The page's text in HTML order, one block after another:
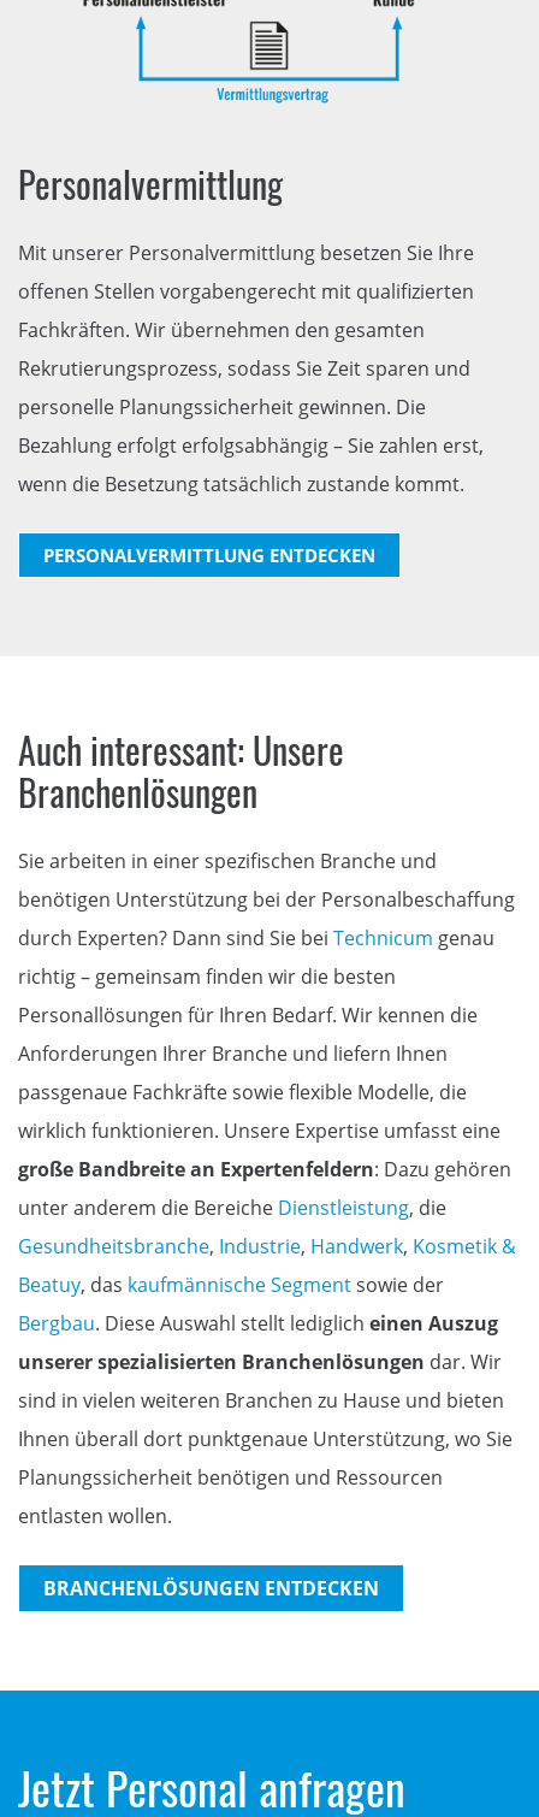
Personalvermittlung
Mit unserer Personalvermittlung besetzen Sie Ihre
offenen Stellen vorgabengerecht mit qualifizierten
Fachkräften. Wir übernehmen den gesamten
Rekrutierungsprozess, sodass Sie Zeit sparen und
personelle Planungssicherheit gewinnen. Die
Bezahlung erfolgt erfolgsabhängig – Sie zahlen erst,
wenn die Besetzung tatsächlich zustande kommt.
PERSONALVERMITTLUNG ENTDECKEN
Auch interessant: Unsere
Branchenlösungen
Sie arbeiten in einer spezifischen Branche und
benötigen Unterstützung bei der Personalbeschaffung
durch Experten? Dann sind Sie bei Technicum genau
richtig – gemeinsam finden wir die besten
Personallösungen für Ihren Bedarf. Wir kennen die
Anforderungen Ihrer Branche und liefern Ihnen
passgenaue Fachkräfte sowie flexible Modelle, die
wirklich funktionieren. Unsere Expertise umfasst eine
große Bandbreite an Expertenfeldern: Dazu gehören
unter anderem die Bereiche Dienstleistung, die
Gesundheitsbranche, Industrie, Handwerk, Kosmetik &
Beatuy, das kaufmännische Segmentsowie der
Bergbau. Diese Auswahl stellt lediglich einen Auszug
unserer spezialisierten Branchenlösungen dar. Wir
sind in vielen weiteren Branchen zu Hause und bieten
Ihnen überall dort punktgenaue Unterstützung, wo Sie
Planungssicherheit benötigen und Ressourcen
entlasten wollen.
BRANCHENLÖSUNGEN ENTDECKEN
Jetzt Personal anfragen